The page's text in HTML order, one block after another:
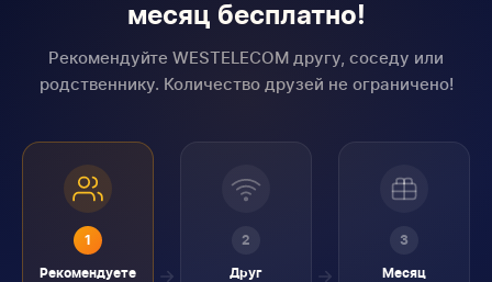
месяц бесплатно!
Рекомендуйте WESTELECOM другу, соседу или
родственнику. Количество друзей не ограничено!
1
Рекомендуете
2
Друг
3
Месяц